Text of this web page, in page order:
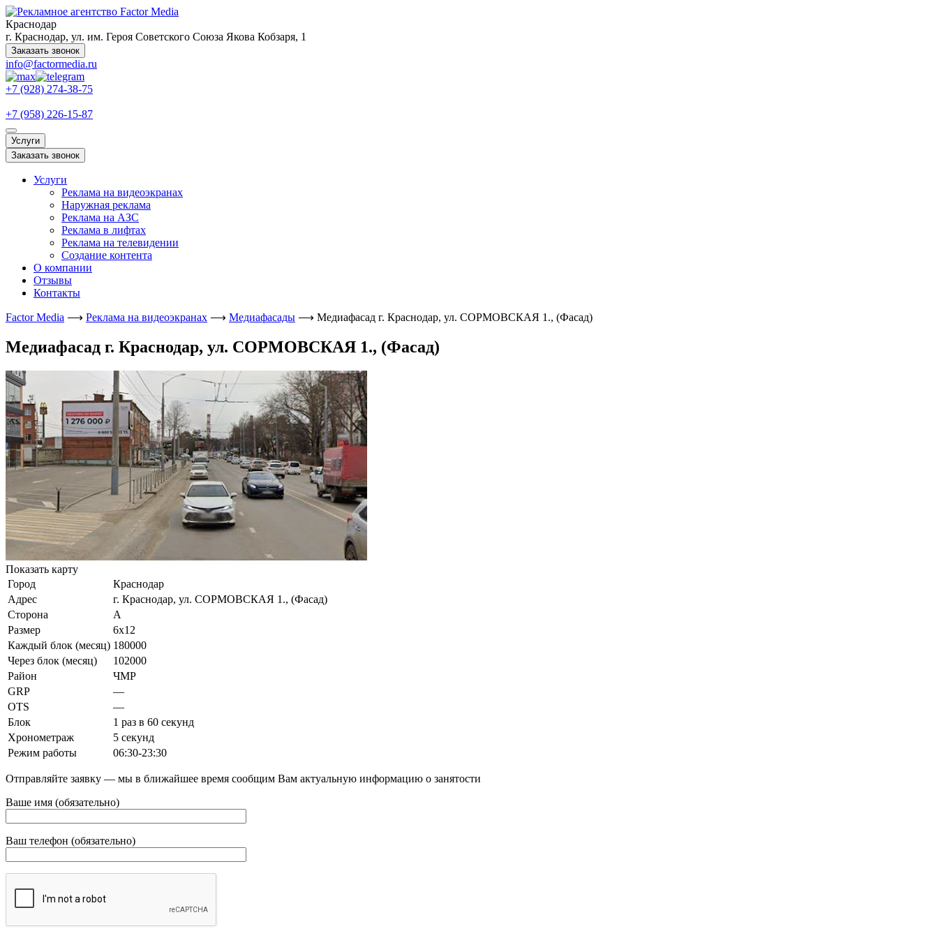
Краснодар
г. Краснодар, ул. им. Героя Советского Союза Якова Кобзаря, 1
Заказать звонок
info@factormedia.ru
+7 (928) 274-38-75
+7 (958) 226-15-87
Услуги
Заказать звонок
Услуги
Реклама на видеоэкранах
Наружная реклама
Реклама на АЗС
Реклама в лифтах
Реклама на телевидении
Создание контента
О компании
Отзывы
Контакты
Factor Media ⟶ Реклама на видеоэкранах ⟶ Медиафасады ⟶ Медиафасад г. Краснодар, ул. СОРМОВСКАЯ 1., (Фасад)
Медиафасад г. Краснодар, ул. СОРМОВСКАЯ 1., (Фасад)
Показать карту
Город
Краснодар
Адрес
г. Краснодар, ул. СОРМОВСКАЯ 1., (Фасад)
Сторона
А
Размер
6х12
Каждый блок (месяц) 180000
Через блок (месяц)
102000
Район
ЧМР
GRP
—
OTS
—
Блок
1 раз в 60 секунд
Хронометраж
5 секунд
Режим работы
06:30-23:30
Отправляйте заявку — мы в ближайшее время сообщим Вам актуальную информацию о занятости
Ваше имя (обязательно)
Ваш телефон (обязательно)